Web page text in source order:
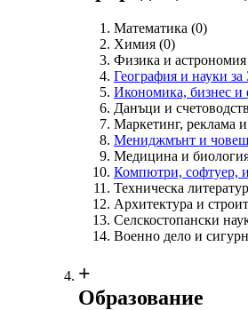
Математика (0)
Химия (0)
Физика и астрономия
География и науки за
Икономика, бизнес и
Данъци и
Маркетинг, реклама
Мениджмънт и
Медицина и
Компютри, софтуер,
Техническа
Архитектура и
Селскостопански
Военно дело и
+
Образование